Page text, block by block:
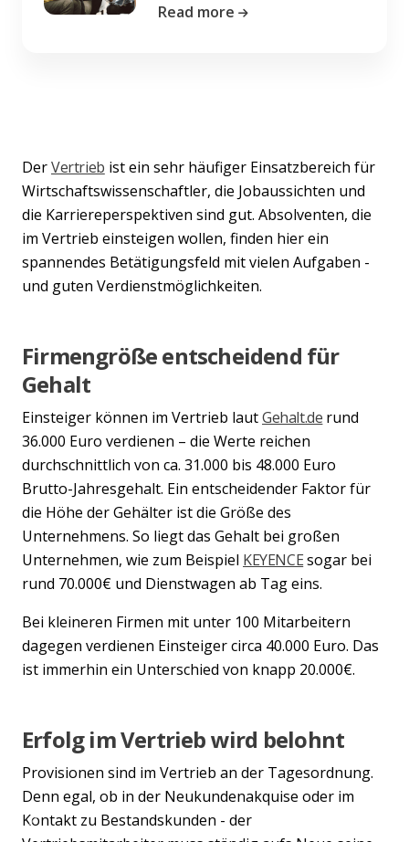
Previous
Read more
DerVertrieb ist ein sehr häufiger Einsatzbereich für
Wirtschaftswissenschaftler, die Jobaussichten und
die Karriereperspektiven sind gut. Absolventen, die
im Vertrieb einsteigen wollen, finden hier ein
spannendes Betätigungsfeld mit vielen Aufgaben -
und guten Verdienstmöglichkeiten.
Firmengröße entscheidend für
Gehalt
Einsteiger können im Vertrieb lautGehalt.de rund
36.000 Euro verdienen – die Werte reichen
durchschnittlich von ca. 31.000 bis 48.000 Euro
Brutto-Jahresgehalt. Ein entscheidender Faktor für
die Höhe der Gehälter ist die Größe des
Unternehmens. So liegt das Gehalt bei großen
Unternehmen, wie zum Beispiel KEYENCEsogar bei
rund 70.000€ und Dienstwagen ab Tag eins.
Bei kleineren Firmen mit unter 100 Mitarbeitern
dagegen verdienen Einsteiger circa 40.000 Euro. Das
ist immerhin ein Unterschied von knapp 20.000€.
Erfolg im Vertrieb wird belohnt
Provisionen sind im Vertrieb an der Tagesordnung.
Denn egal, ob in der Neukundenakquise oder im
Kontakt zu Bestandskunden - der